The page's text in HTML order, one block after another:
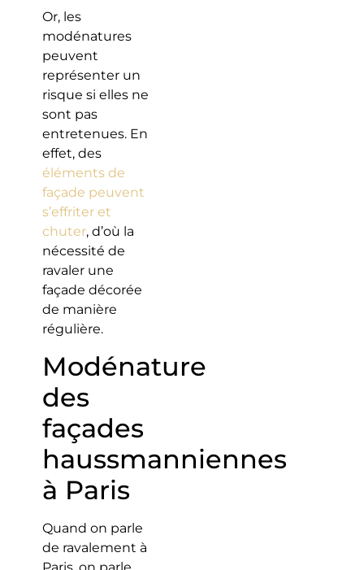
Or, les
modénatures
peuvent
représenter un
risque si elles ne
sont pas
entretenues. En
effet, des
éléments de
façade peuvent
s’effriter et
chuter, d’où la
nécessité de
ravaler une
façade décorée
de manière
régulière.
Modénature
des
façades
haussmanniennes
à Paris
Quand on parle
de ravalement à
Paris, on parle